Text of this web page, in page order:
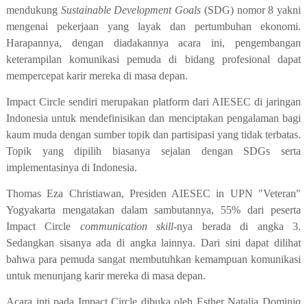
mendukung Sustainable Development Goals (SDG) nomor 8 yakni
mengenai pekerjaan yang layak dan pertumbuhan ekonomi.
Harapannya, dengan diadakannya acara ini,
pengembangan
keterampilan komunikasi pemuda di bidang profesional dapat
mempercepat karir mereka di masa depan.
Impact Circle sendirimerupakan platform dari AIESEC di jaringan
Indonesia untuk mendefinisikan dan menciptakan pengalaman bagi
kaum muda dengan sumber topik dan partisipasi yang tidak terbatas.
Topikyang dipilih biasanya sejalan dengan SDGsserta
implementasinya di Indonesia.
Thomas Eza Christiawan, Presiden AIESEC in UPN "Veteran"
Yogyakarta mengatakan dalam sambutannya, 55%dari peserta
Impact Circle communication skill-nya berada di angka 3.
Sedangkan sisanya ada di angka lainnya. Dari sini dapat dilihat
bahwa para pemuda sangat membutuhkan kemampuan komunikasi
untuk menunjang karir mereka di masa depan.
Acara inti pada Impact Circle dibuka oleh Esther Natalia Dominiq